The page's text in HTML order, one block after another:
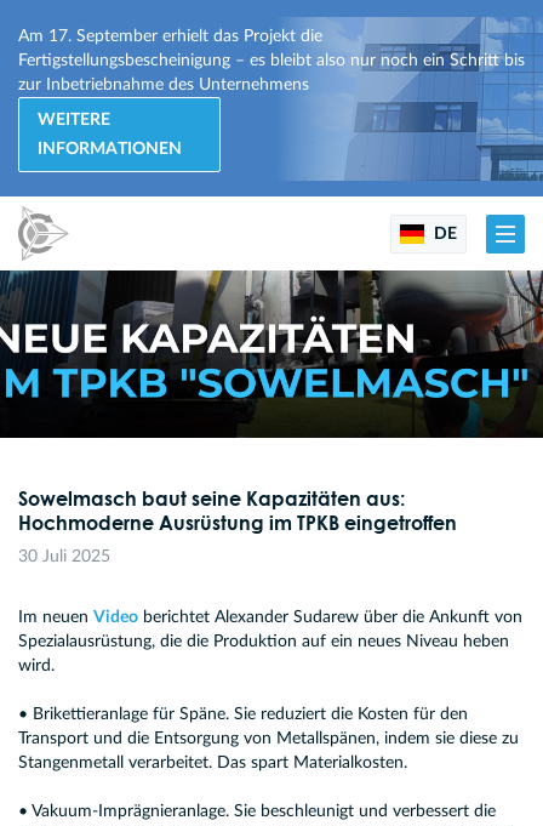
Am 17. September erhielt das Projekt die
Fertigstellungsbescheinigung – es bleibt also nur noch ein Schritt bis
zur Inbetriebnahme des Unternehmens
WEITERE
INFORMATIONEN
DE
Sowelmasch baut seine Kapazitäten aus:
Hochmoderne Ausrüstung im TPKB eingetroffen
30 Juli 2025
Im neuen Video berichtet Alexander Sudarew über die Ankunft von
Spezialausrüstung, die die Produktion auf ein neues Niveau heben
wird.
• Brikettieranlage für Späne. Sie reduziert die Kosten für den
Transport und die Entsorgung von Metallspänen, indem sie diese zu
Stangenmetall verarbeitet. Das spart Materialkosten.
• Vakuum-Imprägnieranlage. Sie beschleunigt und verbessert die